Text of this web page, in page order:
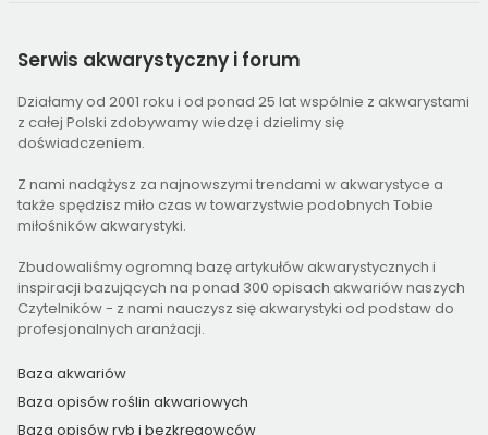
Serwis akwarystyczny i forum
Działamy od 2001 roku i od ponad 25 lat wspólnie z akwarystami
z całej Polski zdobywamy wiedzę i dzielimy się
doświadczeniem.
Z nami nadążysz za najnowszymi trendami w akwarystyce a
także spędzisz miło czas w towarzystwie podobnych Tobie
miłośników akwarystyki.
Zbudowaliśmy ogromną bazę artykułów akwarystycznych i
inspiracji bazujących na ponad 300 opisach akwariów naszych
Czytelników - z nami nauczysz się akwarystyki od podstaw do
profesjonalnych aranżacji.
Baza akwariów
Baza opisów roślin akwariowych
Baza opisów ryb i bezkręgowców